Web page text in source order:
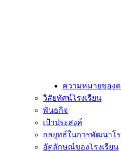
ความหมายของ
วิสัยทัศน์โรงเรียน
พันธกิจ
เป้าประสงค์
กลยุทธ์ในการพัฒนาโร
อัตลักษณ์ของโรงเรียน